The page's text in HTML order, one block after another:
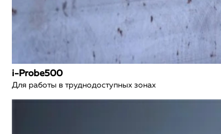
i-Probe500
Для работы в труднодоступных зонах